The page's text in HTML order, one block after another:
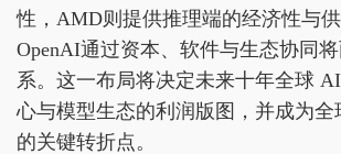
性，AMD则提供推理端的经济性与
OpenAI通过资本、软件与生态协同
系。这一布局将决定未来十年全球
心与模型生态的利润版图，并成为全
的关键转折点。